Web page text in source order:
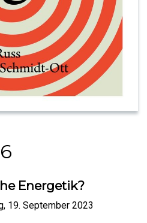
Energetik?
19. September 2023